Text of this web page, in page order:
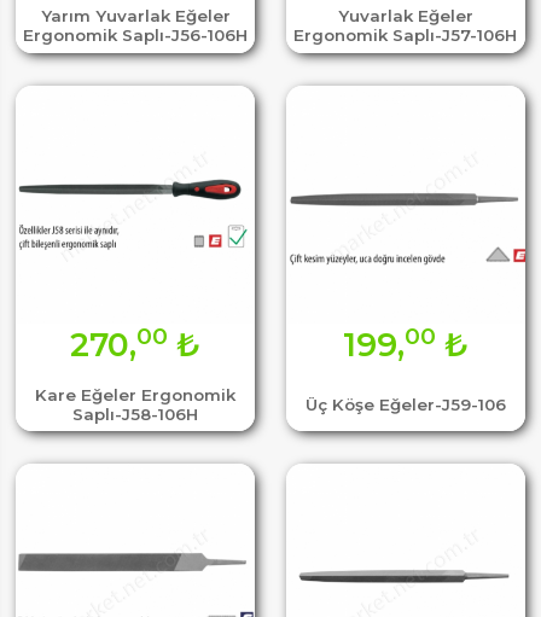
Yarım Yuvarlak Eğeler
Ergonomik Saplı-J56-106H
Yuvarlak Eğeler
Ergonomik Saplı-J57-106H
Kare Eğeler Ergonomik
Saplı-J58-106H
270,00 ₺
Üç Köşe Eğeler-J59-106
199,00 ₺